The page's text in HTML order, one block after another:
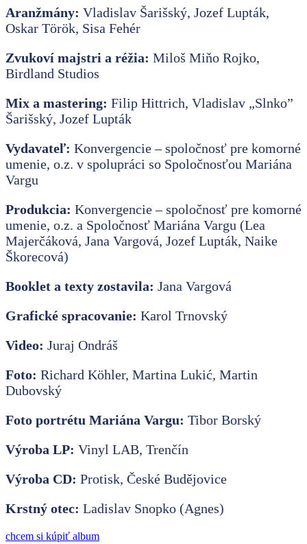
Aranžmány: Vladislav Šarišský, Jozef Lupták,
Oskar Török, Sisa Fehér
Zvukoví majstri a réžia: Miloš Miňo Rojko,
Birdland Studios
Mix a mastering: Filip Hittrich, Vladislav „Slnko”
Šarišský, Jozef Lupták
Vydavateľ: Konvergencie – spoločnosť pre komorné
umenie, o.z. v spolupráci so Spoločnosťou Mariána
Vargu
Produkcia: Konvergencie – spoločnosť pre komorné
umenie, o.z. a Spoločnosť Mariána Vargu (Lea
Majerčáková, Jana Vargová, Jozef Lupták, Naike
Škorecová)
Booklet a texty zostavila: Jana Vargová
Grafické spracovanie: Karol Trnovský
Video: Juraj Ondráš
Foto: Richard Köhler, Martina Lukić, Martin
Dubovský
Foto portrétu Mariána Vargu: Tibor Borský
Výroba LP: Vinyl LAB, Trenčín
Výroba CD: Protisk, České Budějovice
Krstný otec: Ladislav Snopko (Agnes)
chcem si kúpiť album